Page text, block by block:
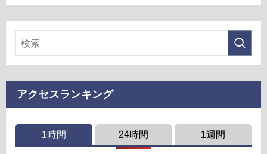
アクセスランキング
1時間 24時間 1週間